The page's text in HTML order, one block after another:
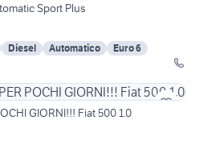
Sport Plus
Diesel Automatico
Euro 6
GIORNI!!! Fiat 500 1.0